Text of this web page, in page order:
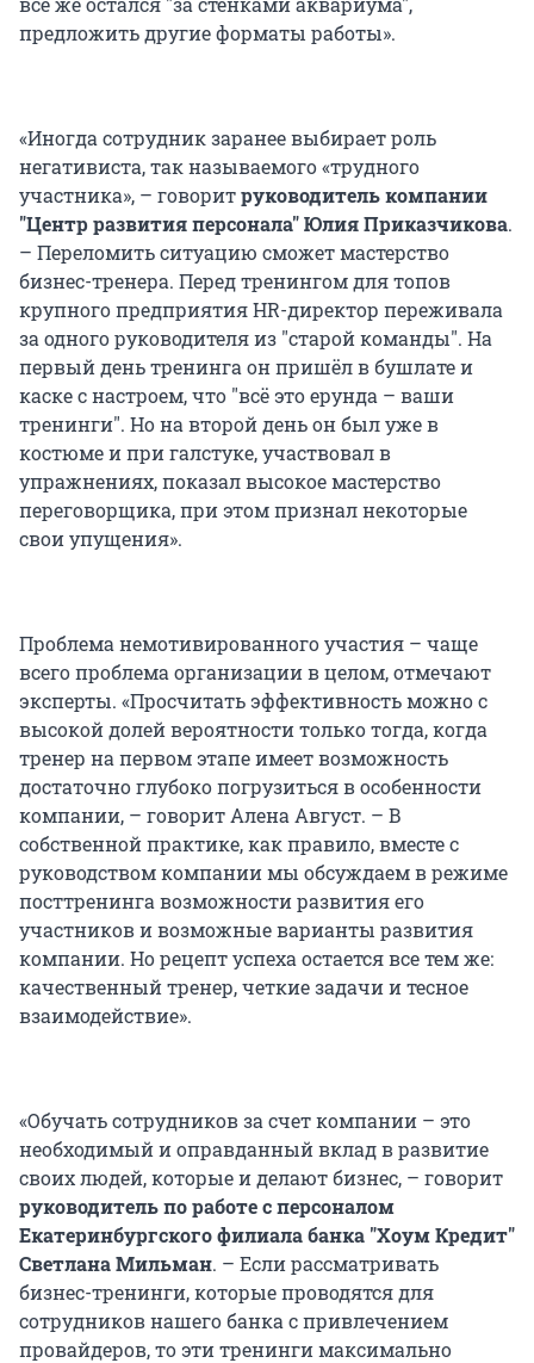
предложить другие форматы работы».
«Иногда сотрудник заранее выбирает роль
негативиста, так называемого «трудного
участника», – говоритруководитель компании
"Центр развития персонала"Юлия Приказчикова.
– Переломить ситуацию сможет мастерство
бизнес-тренера. Перед тренингом для топов
крупного предприятия HR-директор переживала
за одного руководителя из "старой команды". На
первый день тренинга он пришёл в бушлате и
каске с настроем, что "всё это ерунда – ваши
тренинги". Но на второй день он был уже в
костюме и при галстуке, участвовал в
упражнениях, показал высокое мастерство
переговорщика, при этом признал некоторые
свои упущения».
Проблема немотивированного участия – чаще
всего проблема организации в целом, отмечают
эксперты. «Просчитать эффективность можно с
высокой долей вероятности только тогда, когда
тренер на первом этапе имеет возможность
достаточно глубоко погрузиться в особенности
компании, – говорит Алена Август. – В
собственной практике, как правило, вместе с
руководством компании мы обсуждаем в режиме
посттренинга возможности развития его
участников и возможные варианты развития
компании. Но рецепт успеха остается все тем же:
качественный тренер, четкие задачи и тесное
взаимодействие».
«Обучать сотрудников за счет компании – это
необходимый и оправданный вклад в развитие
своих людей, которые и делают бизнес, – говорит
руководитель по работе с персоналом
Екатеринбургского филиала банка "Хоум Кредит"
Светлана Мильман. – Если рассматривать
бизнес-тренинги, которые проводятся для
сотрудников нашего банка с привлечением
провайдеров, то эти тренинги максимально